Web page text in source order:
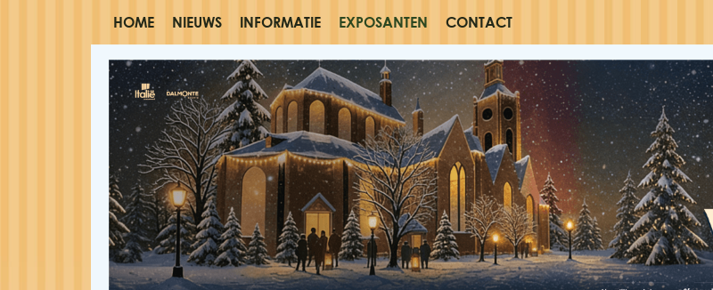
HOME NIEUWS INFORMATIE EXPOSANTEN CONTACT